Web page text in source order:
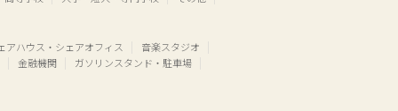
アハウス・シェアオフィス
音楽スタジオ
金融機関
ガソリンスタンド・駐車場